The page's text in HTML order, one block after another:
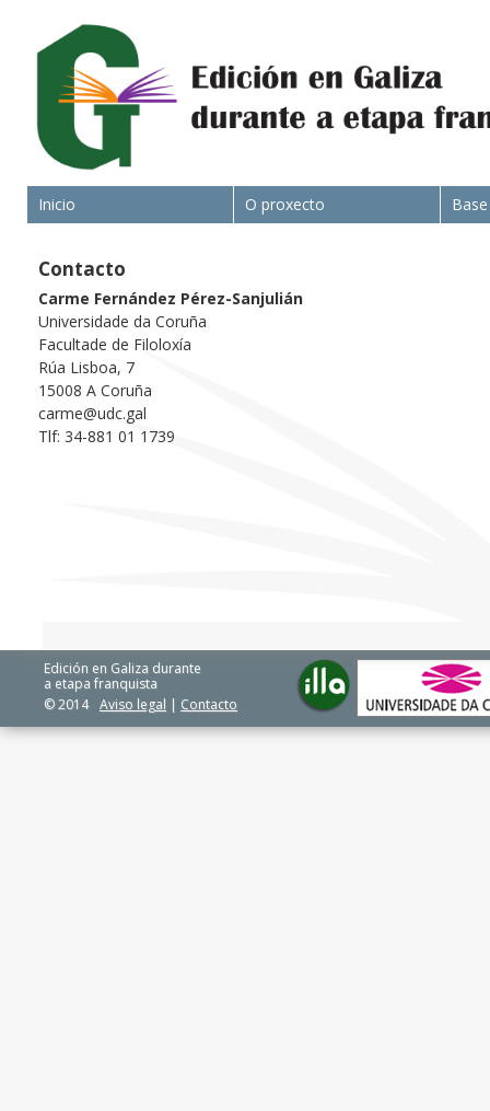
Inicio O proxecto
Contacto
Carme Fernández Pérez-Sanjulián
Universidade da Coruña
Facultade de Filoloxía
Rúa Lisboa, 7
15008 A Coruña
carme@udc.gal
Tlf: 34-881 01 1739
Edición en Galiza durante
a etapa franquista
© 2014 Aviso legal | Contacto